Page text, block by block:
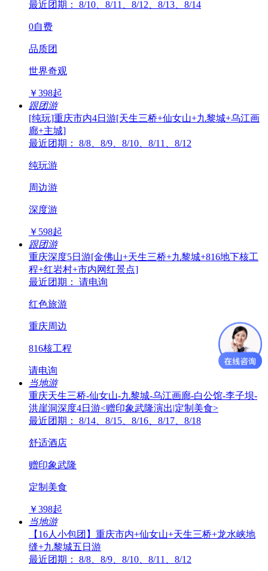
最近团期： 8/10、8/11、8/12、8/13、8/14
0自费
品质团
世界奇观
￥398起
跟团游
[纯玩]重庆市内4日游[天生三桥+仙女山+九黎城+乌江画
廊+主城]
最近团期： 8/8、8/9、8/10、8/11、8/12
纯玩游
周边游
深度游
￥ 598起
跟团游
重庆深度5日游[金佛山+天生三桥+九黎城+816地下核工
程+红岩村+市内网红景点]
最近团期： 请电询
红色旅游
重庆周边
816核工程
请电询
当地游
重庆天生三桥-仙女山-九黎城-乌江画廊-白公馆-李子坝-
洪崖洞深度4日游<赠印象武隆演出|定制美食>
最近团期： 8/14、8/15、8/16、8/17、8/18
舒适酒店
赠印象武隆
定制美食
￥398起
当地游
【16人小包团】重庆市内+仙女山+天生三桥+龙水峡地
缝+九黎城五日游
最近团期： 8/8、8/9、8/10、8/11、8/12